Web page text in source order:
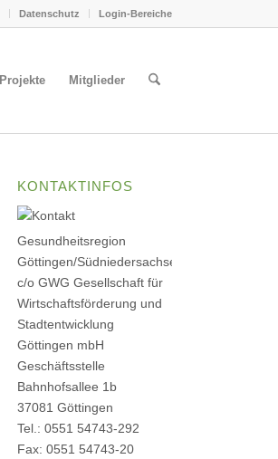
Datenschutz Login-Bereiche
Projekte Mitglieder
KONTAKTINFOS
Gesundheitsregion
Göttingen/Südniedersachsen
c/o GWG Gesellschaft für
Wirtschaftsförderung und
Stadtentwicklung
Göttingen mbH
Geschäftsstelle
Bahnhofsallee 1b
37081 Göttingen
Tel.: 0551 54743-292
Fax: 0551 54743-20